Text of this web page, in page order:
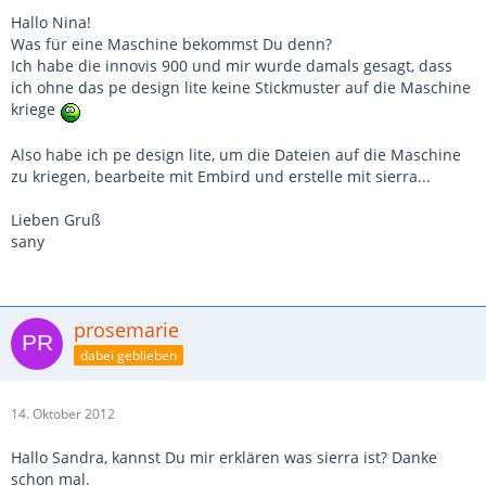
Hallo Nina!
Was für eine Maschine bekommst Du denn?
Ich habe die innovis 900 und mir wurde damals gesagt, dass
ich ohne das pe design lite keine Stickmuster auf die Maschine
kriege
Also habe ich pe design lite, um die Dateien auf die Maschine
zu kriegen, bearbeite mit Embird und erstelle mit sierra...
Lieben Gruß
sany
prosemarie
dabei geblieben
14. Oktober 2012
Hallo Sandra, kannst Du mir erklären was sierra ist? Danke
schon mal.